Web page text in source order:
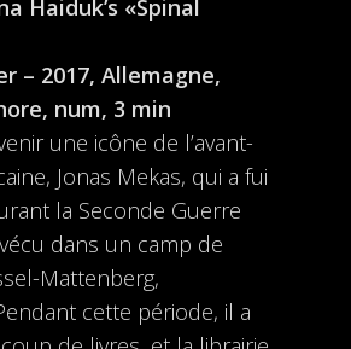
Haiduk’s «Spinal
– 2017, Allemagne,
num, 3 min
une icône de l’avant-
Jonas Mekas, qui a fui
la Seconde Guerre
dans un camp de
Mattenberg,
cette période, il a